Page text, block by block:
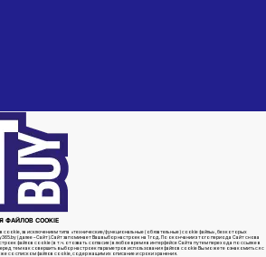
COOKIE
за исключением типа «технические/функциональные (обязательные) cookie файлы», без которых
(далее – Сайт).Сайт запоминает Ваш выбор настроек на 1 год. По окончании этого периода Сайт снова
файлов cookie (в т.ч. отозвать согласие) в любое время в интерфейсе Сайта путем перехода по ссылке в
тем как совершить выбор настроек параметров использования файлов cookie Вы можете ознакомиться с
со списком файлов cookie, содержащим их описание и сроки хранения.